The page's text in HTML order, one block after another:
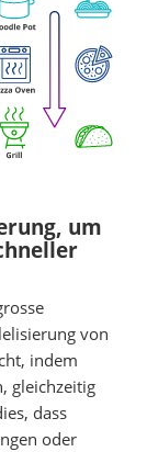
um
von
indem
gleichzeitig
dass
oder